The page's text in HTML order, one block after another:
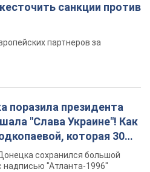
санкции против
партнеров за
поразила президента
"Слава Украине"! Как
которая 30
"золото" Олимпиады
сохранился большой
надписью "Атланта-1996"